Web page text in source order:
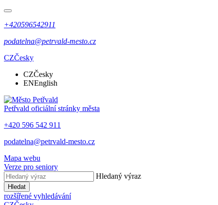
+420596542911
podatelna@petrvald-mesto.cz
CZČesky
CZČesky
ENEnglish
Petřvald oficiální stránky města
+420 596 542 911
podatelna@petrvald-mesto.cz
Mapa webu
Verze pro seniory
Hledaný výraz
Hledat
rozšířené vyhledávání